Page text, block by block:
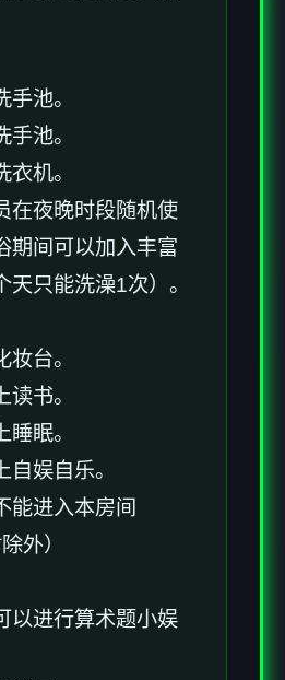
池。
池。
机。
在夜晚时段随机使
期间可以加入丰富
天只能洗澡1次）。
台。
书。
眠。
自娱自乐。
能进入本房间
外）
以进行算术题小娱